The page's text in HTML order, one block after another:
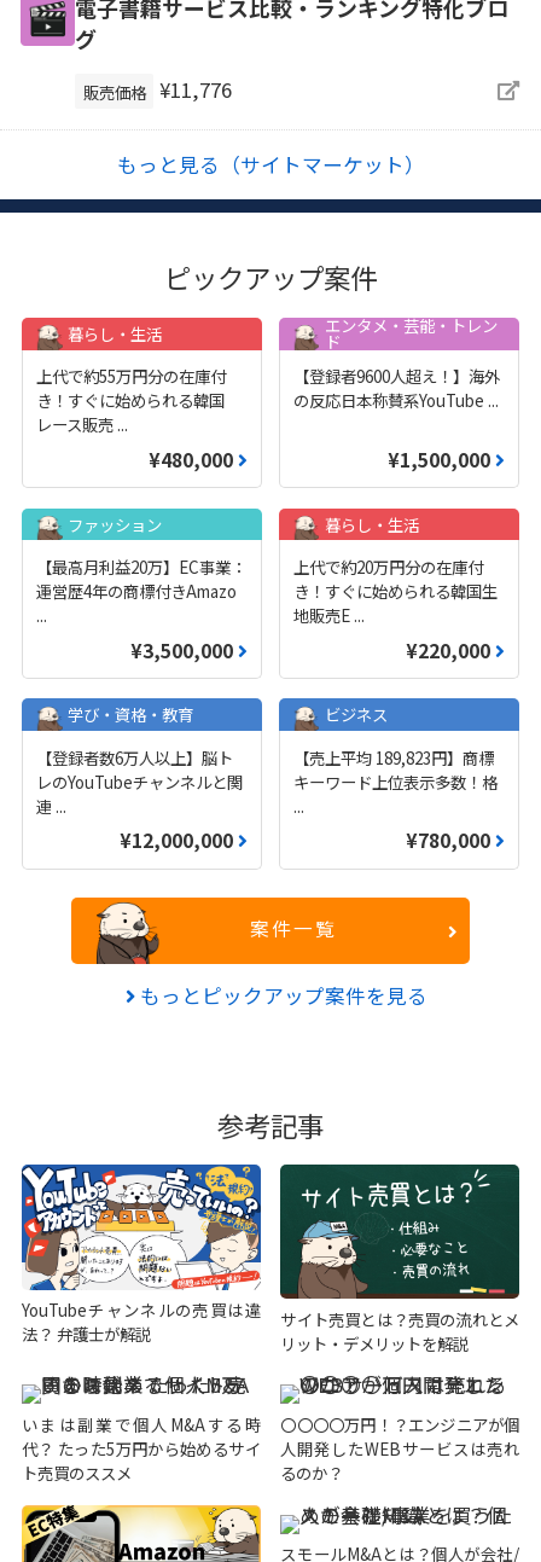
電子書籍サービス比較・ランキング特化ブロ
グ
販売価格 ¥11,776
もっと見る（サイトマーケット）
ピックアップ案件
暮らし・生活
上代で約55万円分の在庫付
き！すぐに始められる韓国
レース販売 ...
¥480,000
エンタメ・芸能・トレン
ド
【登録者9600人超え！】海外
の反応日本称賛系YouTube ...
¥1,500,000
ファッション
【最高月利益20万】EC事業：
運営歴4年の商標付きAmazo
...
¥3,500,000
暮らし・生活
上代で約20万円分の在庫付
き！すぐに始められる韓国生
地販売E ...
¥220,000
学び・資格・教育
【登録者数6万人以上】脳ト
レのYouTubeチャンネルと関
連 ...
¥12,000,000
ビジネス
【売上平均 189,823円】商標
キーワード上位表示多数！格
...
¥780,000
案件一覧
もっとピックアップ案件を見る
参考記事
YouTubeチャンネルの売買は違
法？ 弁護士が解説
サイト売買とは？売買の流れとメ
リット・デメリットを解説
いまは副業で個人M&Aする時
代？ たった5万円から始めるサイ
ト売買のススメ
〇〇〇〇万円！？エンジニアが個
人開発したWEBサービスは売れ
るのか？
スモールM&Aとは？個人が会社/